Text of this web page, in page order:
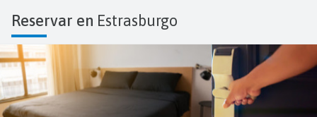
Reservar en Estrasburgo